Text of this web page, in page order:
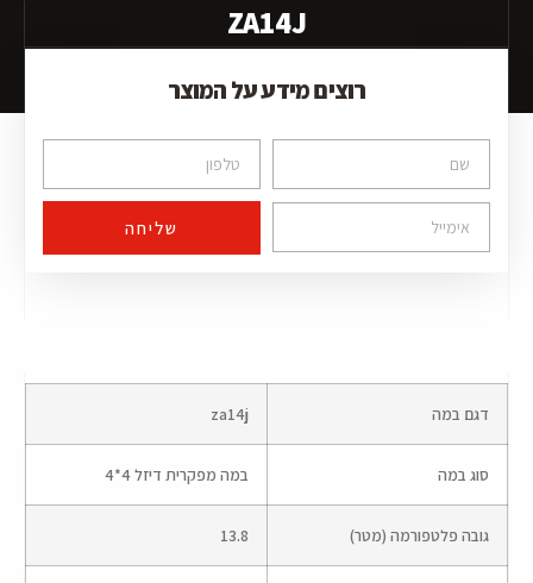
ZA14J
רוצים מידע על המוצר
שליחה
דגם במה za14j
סוג במה במה מפקרית דיזל 4*4
גובה פלטפורמה (מטר) 13.8